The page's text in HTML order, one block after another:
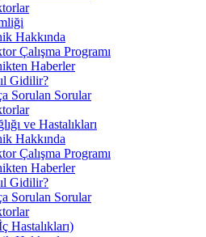
Hakkında
Çalışma Programı
Haberler
Gidilir?
Sorulan Sorular
ve Hastalıkları
Hakkında
Çalışma Programı
Haberler
Gidilir?
Sorulan Sorular
Hastalıkları)